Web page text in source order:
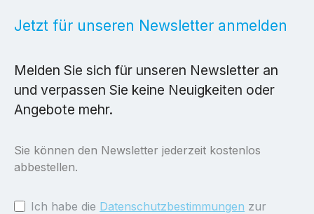
Jetzt für unseren Newsletter anmelden
Melden Sie sich für unseren Newsletter an
und verpassen Sie keine Neuigkeiten oder
Angebote mehr.
Sie können den Newsletter jederzeit kostenlos
abbestellen.
Ich habe die Datenschutzbestimmungen zur